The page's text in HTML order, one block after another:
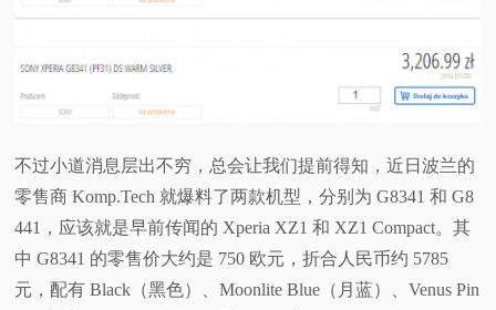
体
专
题
不过小道消息层出不穷，总会让我们提前得知，近日波兰的
零售商 Komp.Tech 就爆料了两款机型，分别为 G8341 和 G8
441，应该就是早前传闻的 Xperia XZ1 和 XZ1 Compact。其
中 G8341 的零售价大约是 750 欧元，折合人民币约 5785
元，配有 Black（黑色）、Moonlite Blue（月蓝）、Venus Pin